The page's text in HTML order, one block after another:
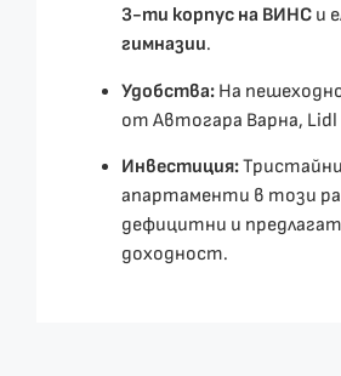
3-ти корпус на ВИНС и
гимназии.
Удобства: На
от Автогара Варна, Lidl
Инвестиция:
апартаменти в този
дефицитни и
доходност.